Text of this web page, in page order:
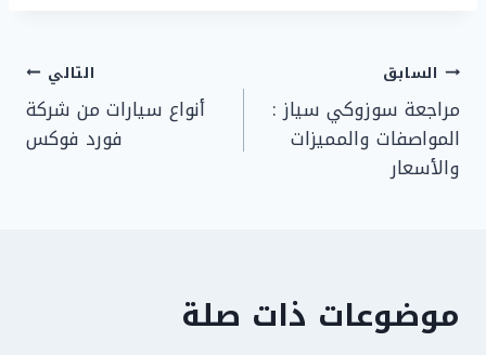
تصفّح
المقالات
السابق
مراجعة سوزوكي سياز :
المواصفات والمميزات
والأسعار
التالي
أنواع سيارات من شركة
فورد فوكس
موضوعات ذات صلة